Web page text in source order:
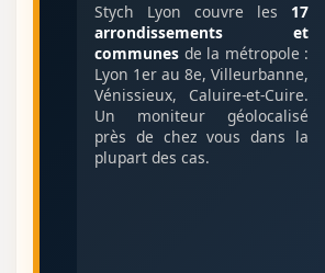
Stych Lyon couvre les 17
arrondissements et
communes de la métropole :
Lyon 1er au 8e, Villeurbanne,
Vénissieux, Caluire-et-Cuire.
Un moniteur géolocalisé
près de chez vous dans la
plupart des cas.